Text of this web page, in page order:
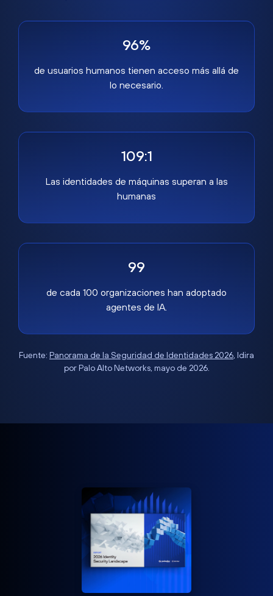
96%
de usuarios humanos tienen acceso más allá de
lo necesario.
109:1
Las identidades de máquinas superan a las
humanas
99
de cada 100 organizaciones han adoptado
agentes de IA.
Fuente: Panorama de la Seguridad de Identidades 2026, Idira
por Palo Alto Networks, mayo de 2026.